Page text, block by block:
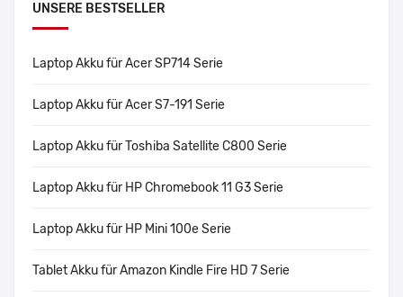
UNSERE BESTSELLER
Laptop Akku für Acer SP714 Serie
Laptop Akku für Acer S7-191 Serie
Laptop Akku für Toshiba Satellite C800 Serie
Laptop Akku für HP Chromebook 11 G3 Serie
Laptop Akku für HP Mini 100e Serie
Tablet Akku für Amazon Kindle Fire HD 7 Serie